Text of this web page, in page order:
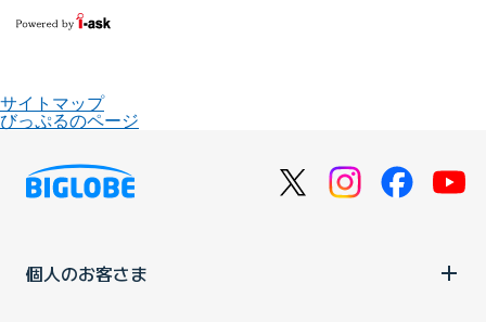
サイトマップ
びっぷるのページ
個人のお客さま